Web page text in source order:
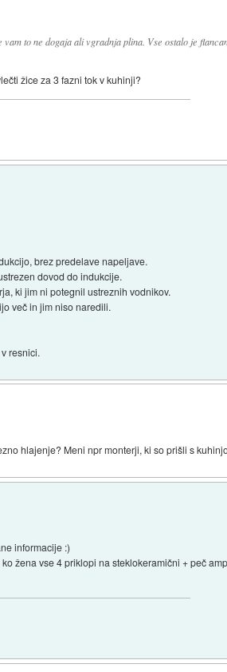
to ne dogaja ali vgradnja plina. Vse ostalo je
žice za 3 fazni tok v kuhinji?
brez predelave napeljave.
dovod do indukcije.
ki jim ni potegnil ustreznih vodnikov.
več in jim niso naredili.
resnici.
hlajenje? Meni npr monterji, ki so prišli s
informacije :)
žena vse 4 priklopi na steklokeramični + peč